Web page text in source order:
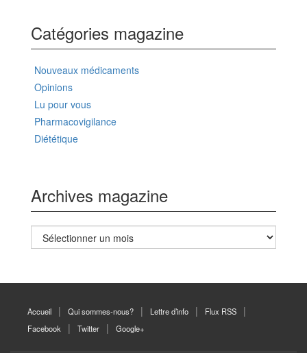
Catégories magazine
Nouveaux médicaments
Opinions
Lu pour vous
Pharmacovigilance
Diététique
Archives magazine
Archives
magazine
Accueil Qui sommes-nous? Lettre d’info
Flux RSS
Facebook
Twitter Google+